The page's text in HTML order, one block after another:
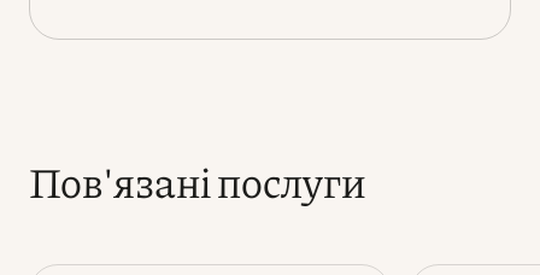
Пов'язані послуги